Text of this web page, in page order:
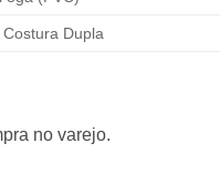
Dupla
no varejo.